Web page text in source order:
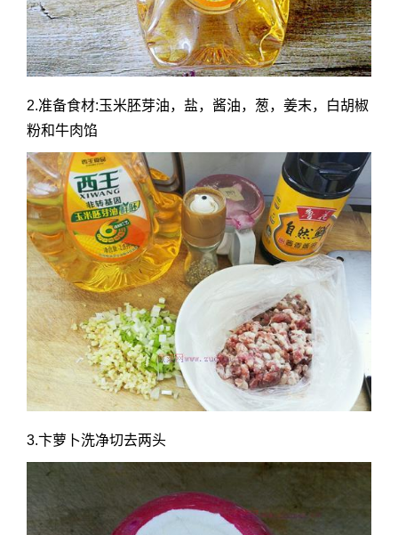
2.准备食材:玉米胚芽油，盐，酱油，葱，姜末，白胡椒
粉和牛肉馅
3.卞萝卜洗净切去两头